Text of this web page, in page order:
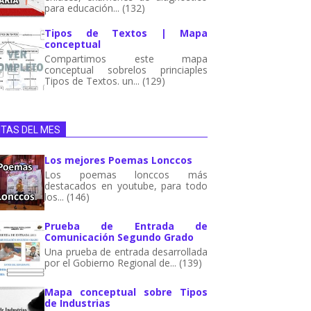
para educación... (132)
Tipos de Textos | Mapa
conceptual
Compartimos este mapa
conceptual sobrelos princiaples
Tipos de Textos. un... (129)
DEL MES
Los mejores Poemas Lonccos
Los poemas lonccos más
destacados en youtube, para todo
los... (146)
Prueba de Entrada de
Comunicación Segundo Grado
Una prueba de entrada desarrollada
por el Gobierno Regional de... (139)
Mapa conceptual sobre Tipos
de Industrias